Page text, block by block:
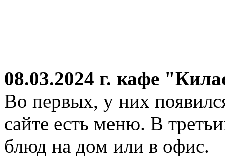
08.03.2024 г. кафе
Во первых, у них
сайте есть меню. В
блюд на дом или в офис.